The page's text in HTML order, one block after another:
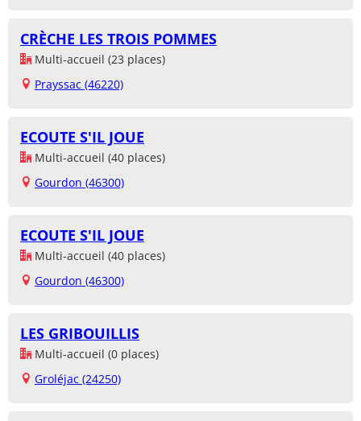
CRÈCHE LES TROIS POMMES
Multi-accueil (23 places)
Prayssac (46220)
ECOUTE S'IL JOUE
Multi-accueil (40 places)
Gourdon (46300)
ECOUTE S'IL JOUE
Multi-accueil (40 places)
Gourdon (46300)
LES GRIBOUILLIS
Multi-accueil (0 places)
Groléjac (24250)